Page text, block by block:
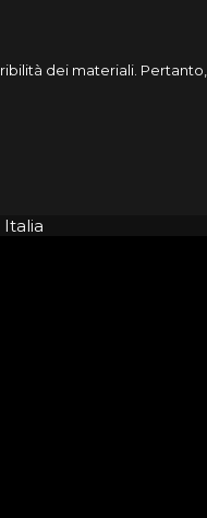
dei materiali.
Italia